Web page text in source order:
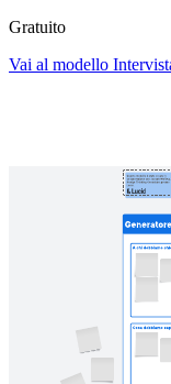
Gratuito
Vai al modello